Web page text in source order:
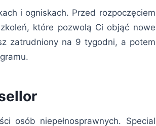
i ogniskach. Przed rozpoczęciem
które pozwolą Ci objąć nowe
zatrudniony na 9 tygodni, a potem
osób niepełnosprawnych. Special